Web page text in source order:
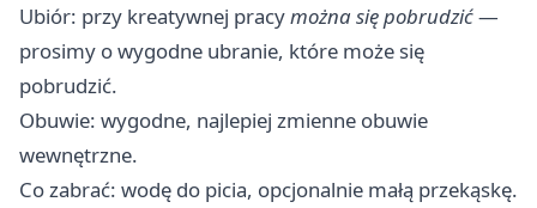
Ubiór: przy kreatywnej pracymożna się pobrudzić—
prosimy o wygodne ubranie, które może się
pobrudzić.
Obuwie: wygodne, najlepiej zmienne obuwie
wewnętrzne.
Co zabrać: wodę do picia, opcjonalnie małą przekąskę.